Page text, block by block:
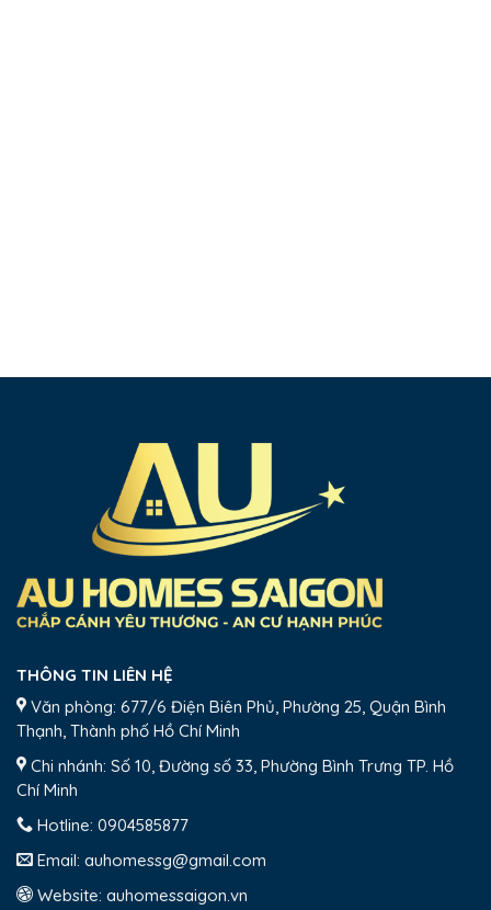
THÔNG TIN LIÊN HỆ
Văn phòng: 677/6 Điện Biên Phủ, Phường 25, Quận Bình
Thạnh, Thành phố Hồ Chí Minh
Chi nhánh: Số 10, Đường số 33, Phường Bình Trưng TP. Hồ
Chí Minh
Hotline: 0904585877
Email: auhomessg@gmail.com
Website: auhomessaigon.vn